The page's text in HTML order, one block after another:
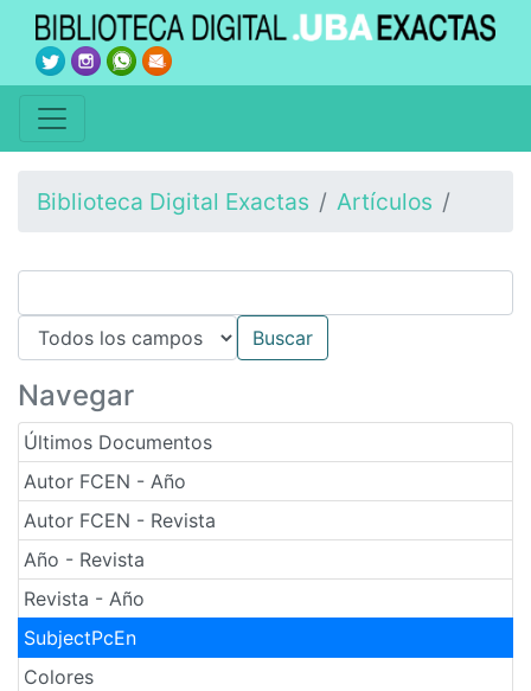
Biblioteca Digital Exactas Artículos
Navegar
Últimos Documentos
Autor FCEN - Año
Autor FCEN - Revista
Año - Revista
Revista - Año
SubjectPcEn
Colores